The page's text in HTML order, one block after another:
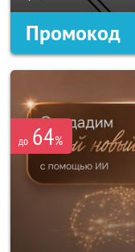
Промокод
до 64%